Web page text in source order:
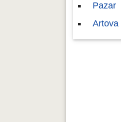
Pazar
Artova